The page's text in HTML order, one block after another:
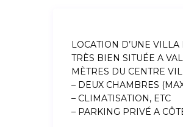
LOCATION D’UNE
TRÈS BIEN SITUÉE A
MÈTRES DU CENTRE
– DEUX CHAMBRES
– CLIMATISATION, ETC
– PARKING PRIVÉ A